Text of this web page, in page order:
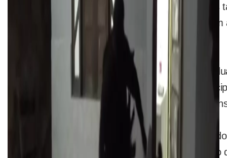
Pernambuco, Pará e Maranhão. Os suspeitos
procurados nos mesmos estados, eles
decretadas.
A investigação é conduzida pela Divisão
(DEIC) de Palmas, mas acabou tendo a
estado. O inquérito aponta que grupo é
Ainda no ano passado a quadrilha teria
de Marabá (PA) e desta vez conseguiu levar